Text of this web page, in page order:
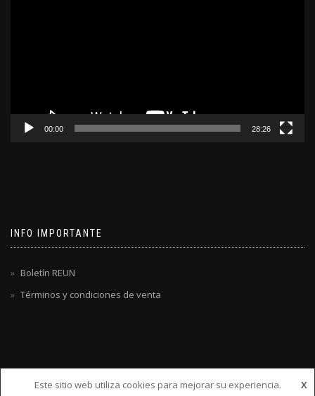
00:00 28:26
INFO IMPORTANTE
Boletín REUN
Términos y condiciones de venta
Este sitio web utiliza cookies para mejorar su experiencia.
X